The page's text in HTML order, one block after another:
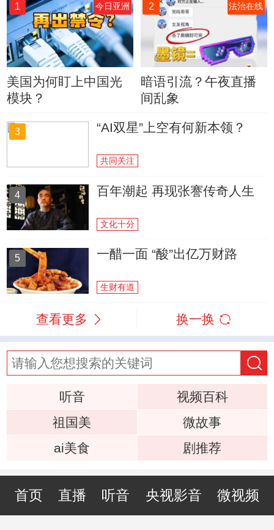
1 今日亚洲
美国为何盯上中国光
模块？
2 法治在线
暗语引流？午夜直播
间乱象
3 “AI双星”上空有何新本领？
共同关注
4 百年潮起 再现张謇传奇人生
文化十分
5 一醋一面 “酸”出亿万财路
生财有道
查看更多 换一换
听音
视频百科
祖国美
微故事
ai美食
剧推荐
首页 直播 听音 央视影音 微视频